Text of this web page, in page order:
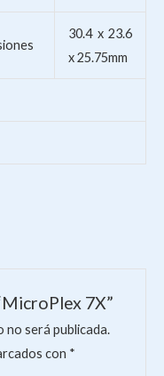
30.4 x 23.6
x 25.75mm
7X”
no será publicada.
con *